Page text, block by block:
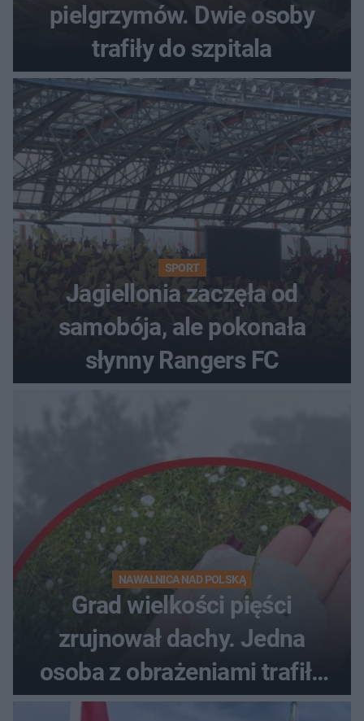
pielgrzymów. Dwie osoby
trafiły do szpitala
SPORT
Jagiellonia zaczęła od
samobója, ale pokonała
słynny Rangers FC
NAWAŁNICA NAD POLSKĄ
Grad wielkości pięści
zrujnował dachy. Jedna
osoba z obrażeniami trafiła
do szpitala